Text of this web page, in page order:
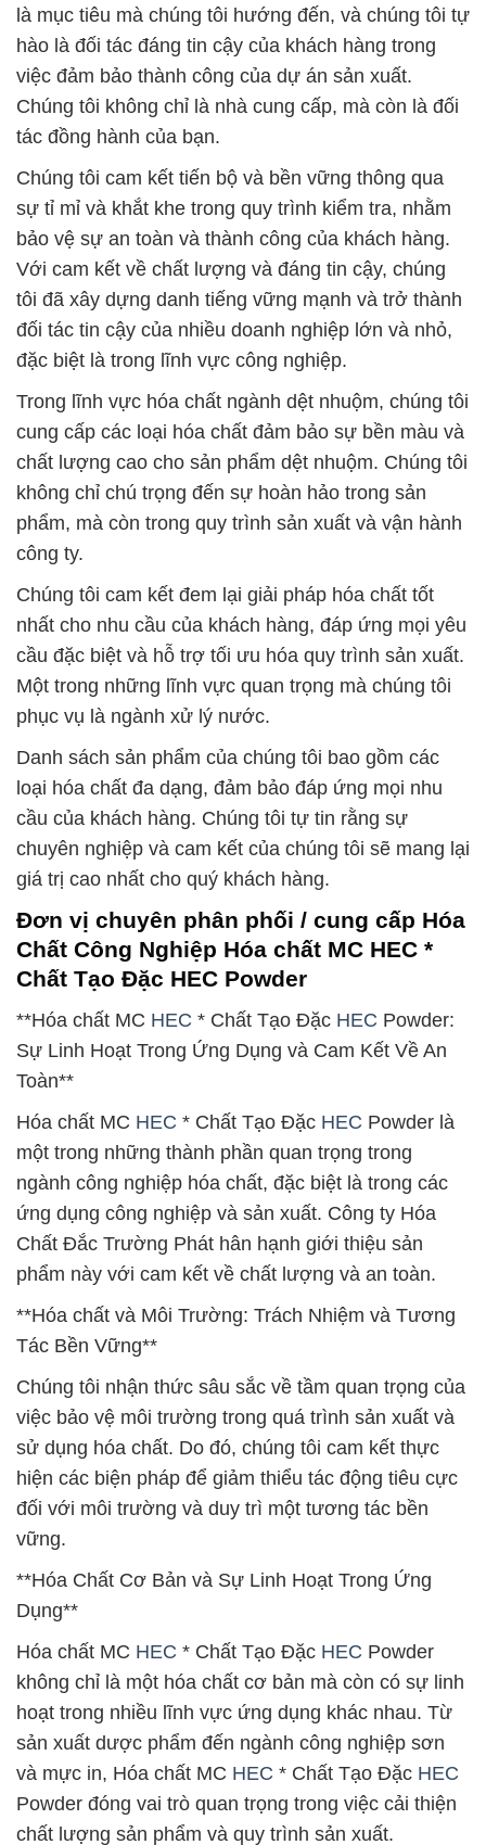
là mục tiêu mà chúng tôi hướng đến, và chúng tôi tự
hào là đối tác đáng tin cậy của khách hàng trong
việc đảm bảo thành công của dự án sản xuất.
Chúng tôi không chỉ là nhà cung cấp, mà còn là đối
tác đồng hành của bạn.
Chúng tôi cam kết tiến bộ và bền vững thông qua
sự tỉ mỉ và khắt khe trong quy trình kiểm tra, nhằm
bảo vệ sự an toàn và thành công của khách hàng.
Với cam kết về chất lượng và đáng tin cậy, chúng
tôi đã xây dựng danh tiếng vững mạnh và trở thành
đối tác tin cậy của nhiều doanh nghiệp lớn và nhỏ,
đặc biệt là trong lĩnh vực công nghiệp.
Trong lĩnh vực hóa chất ngành dệt nhuộm, chúng tôi
cung cấp các loại hóa chất đảm bảo sự bền màu và
chất lượng cao cho sản phẩm dệt nhuộm. Chúng tôi
không chỉ chú trọng đến sự hoàn hảo trong sản
phẩm, mà còn trong quy trình sản xuất và vận hành
công ty.
Chúng tôi cam kết đem lại giải pháp hóa chất tốt
nhất cho nhu cầu của khách hàng, đáp ứng mọi yêu
cầu đặc biệt và hỗ trợ tối ưu hóa quy trình sản xuất.
Một trong những lĩnh vực quan trọng mà chúng tôi
phục vụ là ngành xử lý nước.
Danh sách sản phẩm của chúng tôi bao gồm các
loại hóa chất đa dạng, đảm bảo đáp ứng mọi nhu
cầu của khách hàng. Chúng tôi tự tin rằng sự
chuyên nghiệp và cam kết của chúng tôi sẽ mang lại
giá trị cao nhất cho quý khách hàng.
Đơn vị chuyên phân phối / cung cấp Hóa
Chất Công Nghiệp Hóa chất MC HEC *
Chất Tạo Đặc HEC Powder
**Hóa chất MC HEC * Chất Tạo Đặc HEC Powder:
Sự Linh Hoạt Trong Ứng Dụng và Cam Kết Về An
Toàn**
Hóa chất MC HEC * Chất Tạo Đặc HEC Powder là
một trong những thành phần quan trọng trong
ngành công nghiệp hóa chất, đặc biệt là trong các
ứng dụng công nghiệp và sản xuất. Công ty Hóa
Chất Đắc Trường Phát hân hạnh giới thiệu sản
phẩm này với cam kết về chất lượng và an toàn.
**Hóa chất và Môi Trường: Trách Nhiệm và Tương
Tác Bền Vững**
Chúng tôi nhận thức sâu sắc về tầm quan trọng của
việc bảo vệ môi trường trong quá trình sản xuất và
sử dụng hóa chất. Do đó, chúng tôi cam kết thực
hiện các biện pháp để giảm thiểu tác động tiêu cực
đối với môi trường và duy trì một tương tác bền
vững.
**Hóa Chất Cơ Bản và Sự Linh Hoạt Trong Ứng
Dụng**
Hóa chất MC HEC * Chất Tạo Đặc HEC Powder
không chỉ là một hóa chất cơ bản mà còn có sự linh
hoạt trong nhiều lĩnh vực ứng dụng khác nhau. Từ
sản xuất dược phẩm đến ngành công nghiệp sơn
và mực in, Hóa chất MC HEC * Chất Tạo Đặc HEC
Powder đóng vai trò quan trọng trong việc cải thiện
chất lượng sản phẩm và quy trình sản xuất.